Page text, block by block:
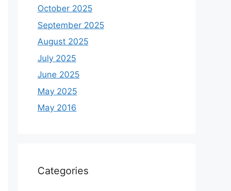
October 2025
September 2025
August 2025
July 2025
June 2025
May 2025
May 2016
Categories